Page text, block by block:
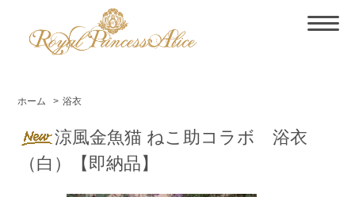
ホーム > 浴衣
涼風金魚猫 ねこ助コラボ 浴衣
（白）【即納品】